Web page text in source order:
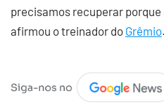
precisamos recuperar porque
afirmou o treinador do Grêmio.